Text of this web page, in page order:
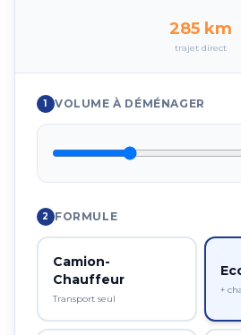
285 km
trajet direct
1 VOLUME À DÉMÉNAGER
2 FORMULE
Camion-
Chauffeur
Transport seul
+